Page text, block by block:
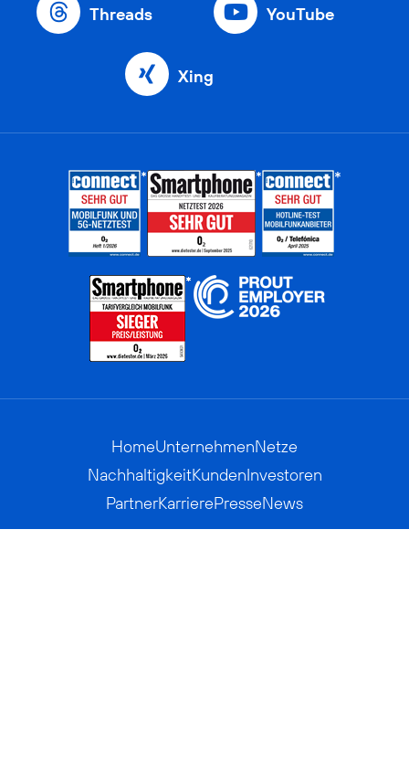
Threads YouTube
Xing
HomeUnternehmenNetze
NachhaltigkeitKundenInvestoren
PartnerKarrierePresseNews